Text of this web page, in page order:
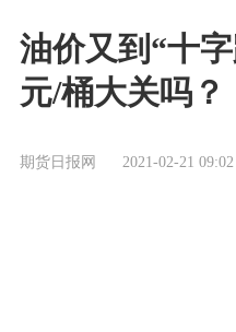
油价又到“十
元/桶大关吗？
期货日报网 2021-02-21 09:02